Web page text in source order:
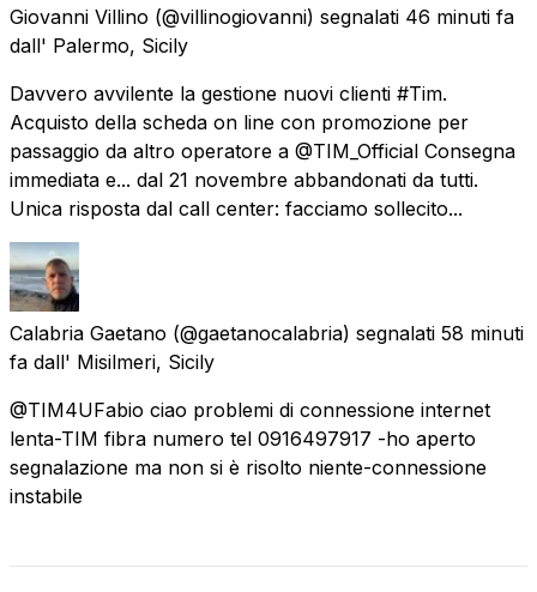
Giovanni Villino (@villinogiovanni) segnalati 46 minuti fa
dall' Palermo, Sicily
Davvero avvilente la gestione nuovi clienti #Tim.
Acquisto della scheda on line con promozione per
passaggio da altro operatore a @TIM_Official Consegna
immediata e... dal 21 novembre abbandonati da tutti.
Unica risposta dal call center: facciamo sollecito...
Calabria Gaetano (@gaetanocalabria) segnalati 58 minuti
fa dall' Misilmeri, Sicily
@TIM4UFabio ciao problemi di connessione internet
lenta-TIM fibra numero tel 0916497917 -ho aperto
segnalazione ma non si è risolto niente-connessione
instabile